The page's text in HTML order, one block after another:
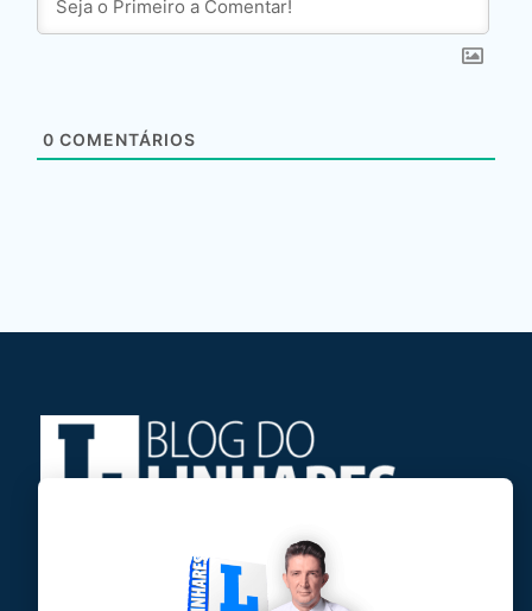
0 COMENTÁRIOS
Jose Linhares Jr é maranhense.
Formado em Jornalismo, estudou filosofia